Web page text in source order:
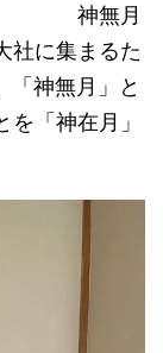
神無月
社に集まるた
「神無月」と
「神在月」